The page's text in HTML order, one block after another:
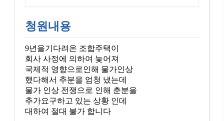
청원내용
9년을기다려온 조합주택이
회사 사정에 의하여 늧어져
국제적 영향으로인해 물가인상
했다해서 추분을 엄청 냈는데
물가 인상 전쟁으로 인해 춘분을
추가요구하고 있는 상황 인데
대하여 절대 불가 합니다